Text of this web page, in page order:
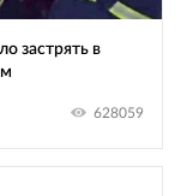
застрять в
628059